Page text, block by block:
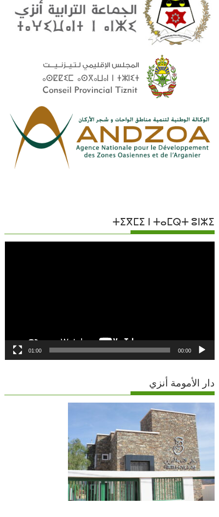
ⵜⵉⴳⵎⵉ ⵏ ⵜⴰⵎⵕⵜ ⵓⵏⵣⵉ
00:00
01:00
دار الأمومة أنزي